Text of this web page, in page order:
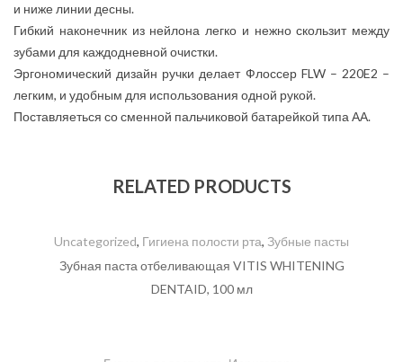
и ниже линии десны.
Гибкий наконечник из нейлона легко и нежно скользит между
зубами для каждодневной очистки.
Эргономический дизайн ручки делает Флоссер FLW – 220E2 –
легким, и удобным для использования одной рукой.
Поставляеться со сменной пальчиковой батарейкой типа АА.
RELATED PRODUCTS
Uncategorized, Гигиена полости рта, Зубные пасты
Зубная паста отбеливающая VITIS WHITENING
DENTAID, 100 мл